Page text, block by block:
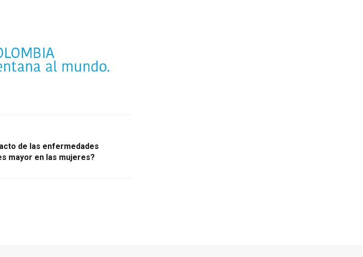
de las enfermedades
mayor en las mujeres?